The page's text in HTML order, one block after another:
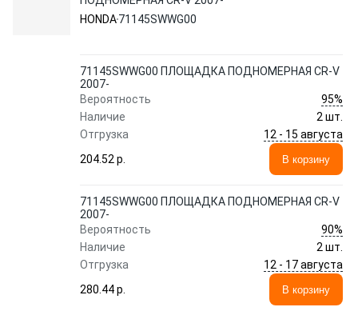
HONDA71145SWWG00
71145SWWG00 ПЛОЩАДКА ПОДНОМЕРНАЯ CR-V
2007-
Вероятность
95%
Наличие
2 шт.
Отгрузка
12 - 15 августа
204.52 p.
В корзину
71145SWWG00 ПЛОЩАДКА ПОДНОМЕРНАЯ CR-V
2007-
Вероятность
90%
Наличие
2 шт.
Отгрузка
12 - 17 августа
280.44 p.
В корзину